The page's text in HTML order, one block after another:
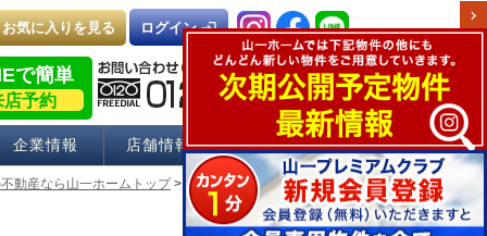
お気に入りを見る ログイン login
で簡単
店予約
企業情報 店舗情報 採用情報
動産なら山一ホームトップ> 物件お問い合わせ
chevron_right